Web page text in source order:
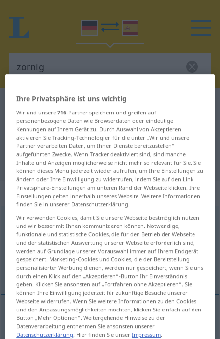
Deutsch-Spanisch Wörterbuch
Deutsch-Spanisch Übersetzung für
"zornig"
"zornig" Spanisch Übersetzung
„zornig“: Adjektiv
zornigadj
Übersicht aller Übersetzungen
(Für mehr Details die Übersetzung anklicken/antippen)
airado, colérico
airado,colérico zornig
Ihre Privatsphäre ist uns wichtig
Wir und unsere716-Partner speichern und greifen auf
personenbezogene Daten wie Browserdaten oder eindeutige
Kennungen auf Ihrem Gerät zu. Durch Auswahl von Akzeptieren
aktivieren Sie Tracking-Technologien für die unter „Wir und unsere
Partner verarbeiten Daten, um Ihnen Dienste bereitzustellen“
aufgeführten Zwecke. Wenn Tracker deaktiviert sind, sind manche
Inhalte und Anzeigen möglicherweise nicht mehr so relevant für Sie. Sie
können dieses Menü jederzeit wieder aufrufen, um Ihre Einstellungen zu
ändern oder Ihre Einwilligung zu widerrufen, indem Sie auf den Link
Privatsphäre-Einstellungen am unteren Rand der Webseite klicken. Ihre
Einstellungen gelten innerhalb unseres Website. Weitere Informationen
finden Sie in unserer Datenschutzerklärung.
Wir verwenden Cookies, damit Sie unsere Webseite bestmöglich nutzen
und wir besser mit Ihnen kommunizieren können. Notwendige,
funktionale und statistische Cookies, die für den Betrieb der Webseite
und der statistischen Auswertung unserer Webseite erforderlich sind,
werden auf Grundlage unserer Vorauswahl immer auf Ihrem Endgerät
gespeichert. Marketing-Cookies und Cookies, die der Bereitstellung
personalisierter Werbung dienen, werden nur gespeichert, wenn Sie uns
durch einen Klick auf den „Akzeptieren“-Button Ihr Einverständnis
geben. Klicken Sie ansonsten auf „Fortfahren ohne Akzeptieren“. Sie
können Ihre Einwilligung jederzeit für zukünftige Besuche unserer
Webseite widerrufen. Wenn Sie weitere Informationen zu den Cookies
und den Anpassungsmöglichkeiten möchten, klicken Sie einfach auf den
Button „Mehr Optionen“. Weitergehende Hinweise zu der
Datenverarbeitung entnehmen Sie ansonsten unserer
Datenschutzerklärung. Hier finden Sie unserImpressum.